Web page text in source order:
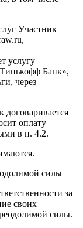
Участник
услугу
Банк»,
через
договаривается
оплату
в п. 4.2.
силы
за
своих
силы.